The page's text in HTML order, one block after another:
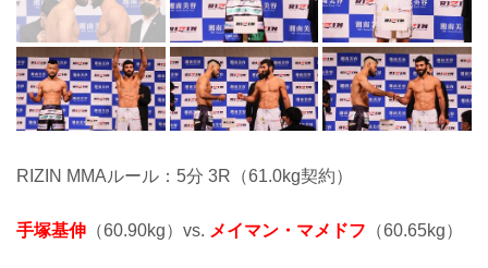
RIZIN MMAルール：5分 3R（61.0kg契約）
手塚基伸 （60.90kg）vs. メイマン・マメドフ （60.65kg）